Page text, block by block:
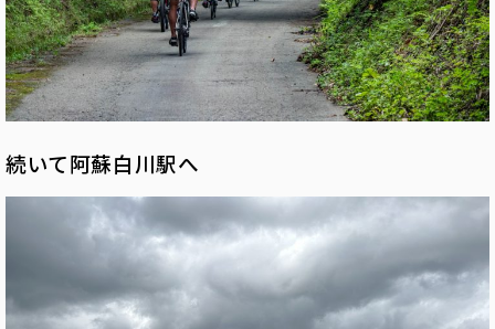
続いて阿蘇白川駅へ